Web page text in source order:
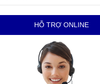
HỖ TRỢ ONLINE